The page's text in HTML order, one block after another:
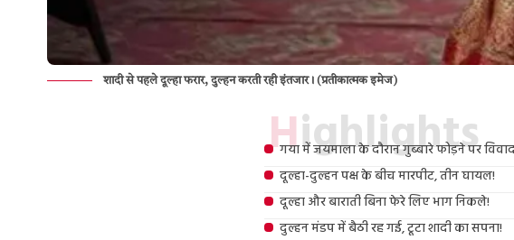
शादी से पहले दूल्हा फरार, दुल्हन करती रही इंतजार। (प्रतीकात्मक इमेज)
Highlights
गया में जयमाला के दौरान गुब्बारे फोड़ने पर
दूल्हा-दुल्हन पक्ष के बीच मारपीट, तीन घायल!
दूल्हा और बाराती बिना फेरे लिए भाग निकले!
दुल्हन मंडप में बैठी रह गई, टूटा शादी का सपना!